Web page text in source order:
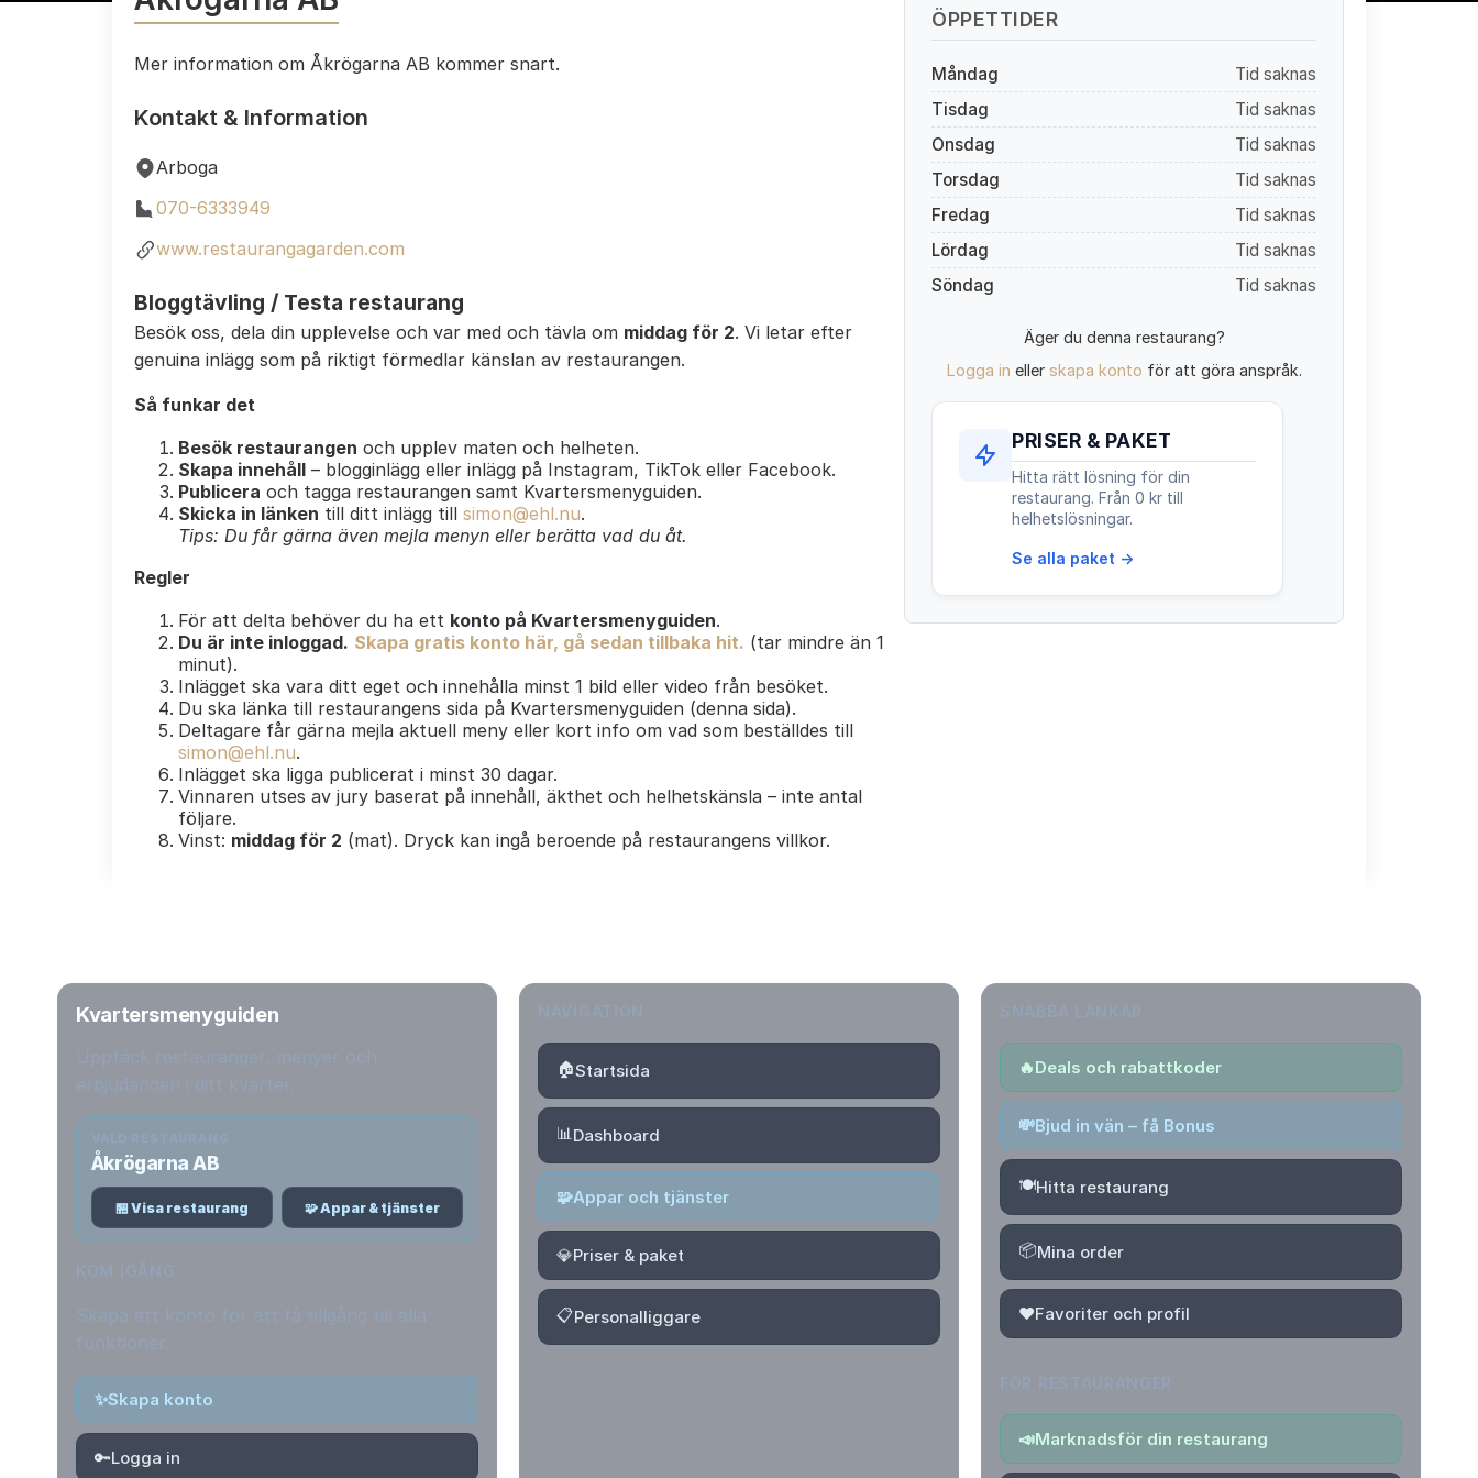
Mer information om Åkrögarna AB kommer snart.
Kontakt & Information
Arboga
070-6333949
www.restaurangagarden.com
Bloggtävling / Testa restaurang
Besök oss, dela din upplevelse och var med och tävla om middag för 2. Vi letar efter
genuina inlägg som på riktigt förmedlar känslan av restaurangen.
Så funkar det
Besök restaurangen och upplev maten och helheten.
Skapa innehåll – blogginlägg eller inlägg på Instagram, TikTok eller Facebook.
Publicera och tagga restaurangen samt Kvartersmenyguiden.
Skicka in länken till ditt inlägg till simon@ehl.nu.
Tips: Du får gärna även mejla menyn eller berätta vad du åt.
Regler
För att delta behöver du ha ett konto på Kvartersmenyguiden.
Du är inte inloggad. Skapa gratis konto här, gå sedan tillbaka hit. (tar mindre än 1
minut).
Inlägget ska vara ditt eget och innehålla minst 1 bild eller video från besöket.
Du ska länka till restaurangens sida på Kvartersmenyguiden (denna sida).
Deltagare får gärna mejla aktuell meny eller kort info om vad som beställdes till
simon@ehl.nu.
Inlägget ska ligga publicerat i minst 30 dagar.
Vinnaren utses av jury baserat på innehåll, äkthet och helhetskänsla – inte antal
följare.
Vinst: middag för 2 (mat). Dryck kan ingå beroende på restaurangens villkor.
ÖPPETTIDER
Måndag
Tid saknas
Tisdag
Tid saknas
Onsdag
Tid saknas
Torsdag
Tid saknas
Fredag
Tid saknas
Lördag
Tid saknas
Söndag
Tid saknas
Äger du denna restaurang?
Logga in eller skapa konto för att göra anspråk.
PRISER & PAKET
Hitta rätt lösning för din
restaurang. Från 0 kr till
helhetslösningar.
Se alla paket →
Kvartersmenyguiden
Åkrögarna AB
🏪 Visa restaurang 🧩 Appar & tjänster
✨Skapa konto
🔑Logga in
🏠Startsida
📊Dashboard
🧩Appar och tjänster
💎Priser & paket
📋Personalliggare
🔥Deals och rabattkoder
💸Bjud in vän – få Bonus
🍽️Hitta restaurang
📦Mina order
❤️Favoriter och profil
📣Marknadsför din restaurang